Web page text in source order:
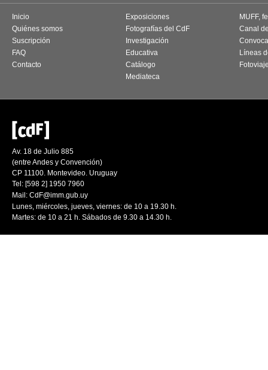
Inicio
Quiénes somos
Suscripción
FAQ
Contacto
Exposiciones
Fotografías del CdF
Investigación
Educativa
Catálogo
Mediateca
MUFF,
Canal
Líneas
Av. 18 de Julio 885
(entre Andes y Convención)
CP 11100. Montevideo. Uruguay
Tel: [598 2] 1950 7960
Mail: CdF@imm.gub.uy
Lunes, miércoles, jueves, viernes: de 10 a 19.30 h.
Martes: de 10 a 21 h. Sábados de 9.30 a 14.30 h.